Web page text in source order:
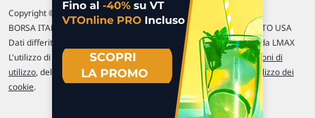
Copyright © 1996-2026 Traderlink Italia s.r.l.
BORSA ITALIANA Quotazioni di borsa differite di 15 min. / MERCATO USA
Dati differiti di 15 min. (fonte Intrinio) / FOREX Quotazioni fornite da LMAX
L'utilizzo di questo sito implica l'accettazione delle nostre Condizioni di
utilizzo, del Disclaimer MAR, dellePolitiche sulla privacye dell' Utilizzo dei
cookie.